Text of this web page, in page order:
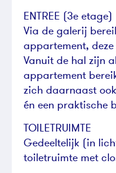
ENTREE (3e etage)
Via de galerij
appartement,
Vanuit de hal zijn
appartement
zich daarnaast
én een praktische
TOILETRUIMTE
Gedeeltelijk (in
toiletruimte met